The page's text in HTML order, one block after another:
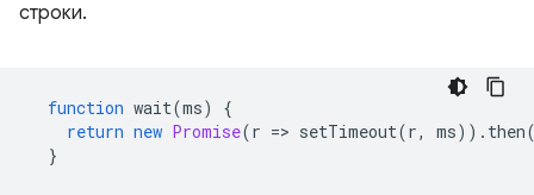
строки.
function wait(ms)
{
return new Promise(r => setTimeout(r, ms)). then
}